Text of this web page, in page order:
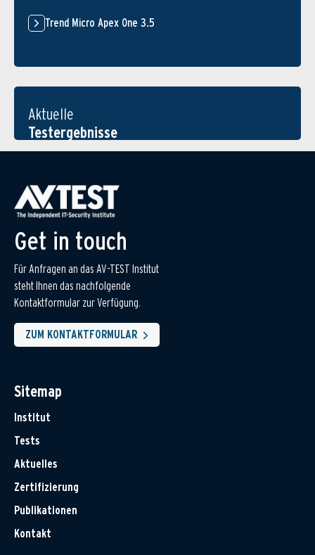
Trend Micro Apex One 3.5
Aktuelle
Testergebnisse
Get in touch
Für Anfragen an das AV-TEST Institut
steht Ihnen das nachfolgende
Kontaktformular zur Verfügung.
ZUM KONTAKTFORMULAR
Sitemap
Institut
Tests
Aktuelles
Zertifizierung
Publikationen
Kontakt